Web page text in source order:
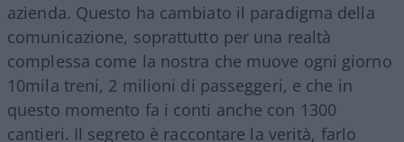
azienda. Questo ha cambiato il paradigma della
comunicazione, soprattutto per una realtà
complessa come la nostra che muove ogni giorno
10mila treni, 2 milioni di passeggeri, e che in
questo momento fa i conti anche con 1300
cantieri. Il segreto è raccontare la verità, farlo